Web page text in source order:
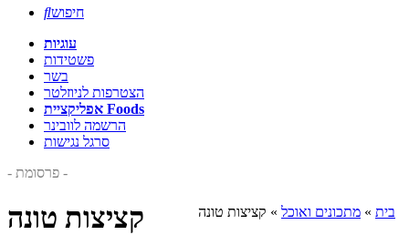
חיפוש
עוגיות
פשטידות
בשר
הצטרפות לניוזלטר
אפליקציית Foods
הרשמה לוובינר
סרגל נגישות
- פרסומת -
בית » מתכונים ואוכל » קציצות טונה קציצות טונה